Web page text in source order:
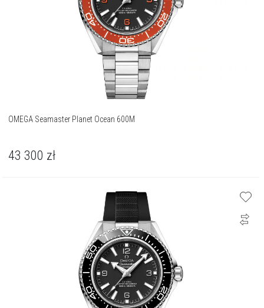
OMEGA Seamaster Planet Ocean 600M
43 300 zł